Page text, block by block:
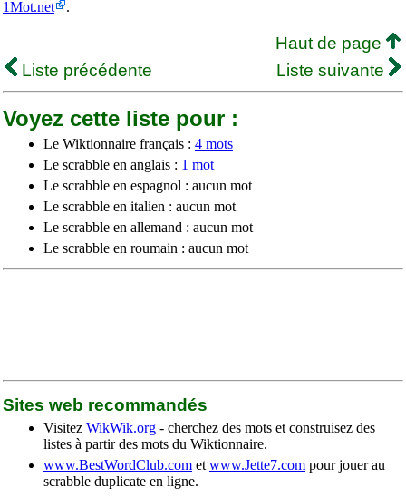
1Mot.net
.
Haut de page
Liste précédente
Liste suivante
Voyez cette liste pour :
Le Wiktionnaire français : 4 mots
Le scrabble en anglais : 1 mot
Le scrabble en espagnol : aucun mot
Le scrabble en italien : aucun mot
Le scrabble en allemand : aucun mot
Le scrabble en roumain : aucun mot
Sites web recommandés
Visitez WikWik.org - cherchez des mots et construisez des
listes à partir des mots du Wiktionnaire.
www.BestWordClub.com et www.Jette7.com pour jouer au
scrabble duplicate en ligne.